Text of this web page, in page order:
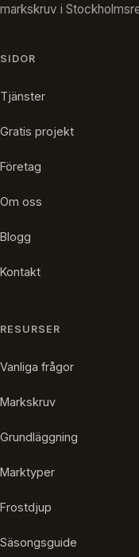
markskruv i
SIDOR
Tjänster
Gratis projekt
Företag
Om oss
Blogg
Kontakt
RESURSER
Vanliga frågor
Markskruv
Grundläggning
Marktyper
Frostdjup
Säsongsguide